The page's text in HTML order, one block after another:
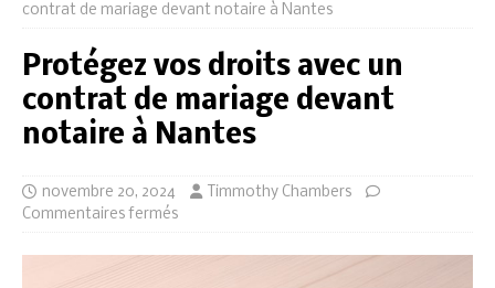
contrat de mariage devant notaire à Nantes
Protégez vos droits avec un
contrat de mariage devant
notaire à Nantes
novembre 20, 2024
Timmothy Chambers
Commentaires fermés